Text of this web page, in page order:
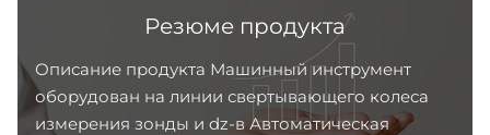
Резюме продукта
Описание продукта Машинный инструмент
оборудован на линии свертывающего колеса
измерения зонды и dz-в Автоматическая